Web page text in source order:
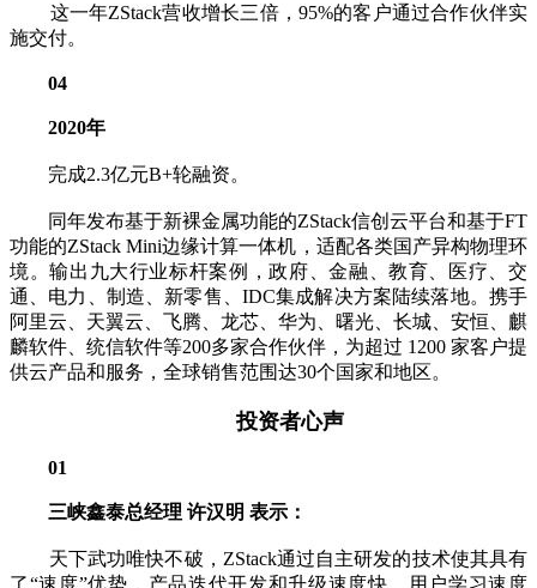
这一年ZStack营收增长三倍，95%的客户通过合作伙伴实
施交付。
04
2020年
完成2.3亿元B+轮融资。
同年发布基于新裸金属功能的ZStack信创云平台和基于FT
功能的ZStack Mini边缘计算一体机，适配各类国产异构物理环
境。输出九大行业标杆案例，政府、金融、教育、医疗、交
通、电力、制造、新零售、IDC集成解决方案陆续落地。携手
阿里云、天翼云、飞腾、龙芯、华为、曙光、长城、安恒、麒
麟软件、统信软件等200多家合作伙伴，为超过 1200 家客户提
供云产品和服务，全球销售范围达30个国家和地区。
投资者心声
01
三峡鑫泰总经理 许汉明 表示：
天下武功唯快不破，ZStack通过自主研发的技术使其具有
了“速度”优势，产品迭代开发和升级速度快、用户学习速度